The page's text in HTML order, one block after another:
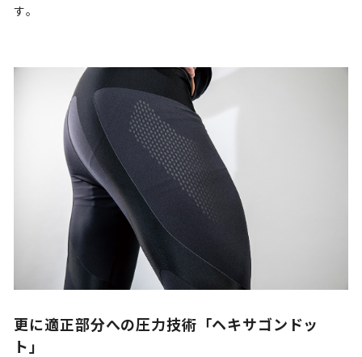
す。
更に適正部分への圧力技術「ヘキサゴンドッ
ト」